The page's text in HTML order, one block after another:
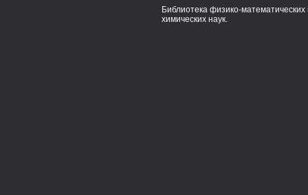
Библиотека физико-математических
химических наук.